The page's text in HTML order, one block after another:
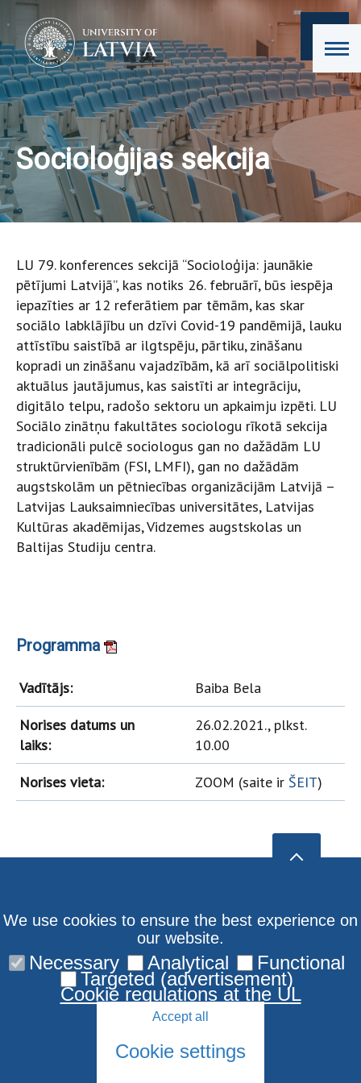
Socioloģijas sekcija
LU 79. konferences sekcijā “Socioloģija: jaunākie
pētījumi Latvijā”, kas notiks 26. februārī, būs iespēja
iepazīties ar 12 referātiem par tēmām, kas skar
sociālo labklājību un dzīvi Covid-19 pandēmijā, lauku
attīstību saistībā ar ilgtspēju, pārtiku, zināšanu
kopradi un zināšanu vajadzībām, kā arī sociālpolitiski
aktuālus jautājumus, kas saistīti ar integrāciju,
digitālo telpu, radošo sektoru un apkaimju izpēti. LU
Sociālo zinātņu fakultātes sociologu rīkotā sekcija
tradicionāli pulcē sociologus gan no dažādām LU
struktūrvienībām (FSI, LMFI), gan no dažādām
augstskolām un pētniecības organizācijām Latvijā –
Latvijas Lauksaimniecības universitātes, Latvijas
Kultūras akadēmijas, Vidzemes augstskolas un
Baltijas Studiju centra.
Programma
Vadītājs:
Baiba Bela
Norises datums un
laiks:
26.02.2021., plkst.
10.00
Norises vieta:
ZOOM (saite ir ŠEIT)
We use cookies to ensure the best experience on
our website.
Necessary Analytical Functional
Targeted (advertisement)
Cookie regulations at the UL
Accept all
Cookie settings